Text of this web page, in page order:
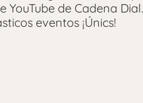
YouTube de Cadena
eventos ¡Únics!